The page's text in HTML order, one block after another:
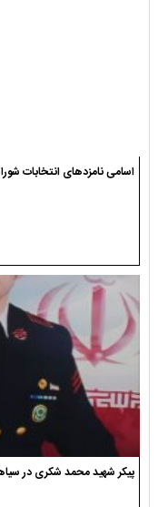
اسامی نامزدهای انتخابات
پیکر شهید محمد شکری در